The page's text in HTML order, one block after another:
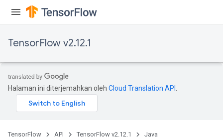
TensorFlow v2.12.1
Halaman ini diterjemahkan oleh Cloud Translation API
TensorFlow API TensorFlow v2.12.1 Java